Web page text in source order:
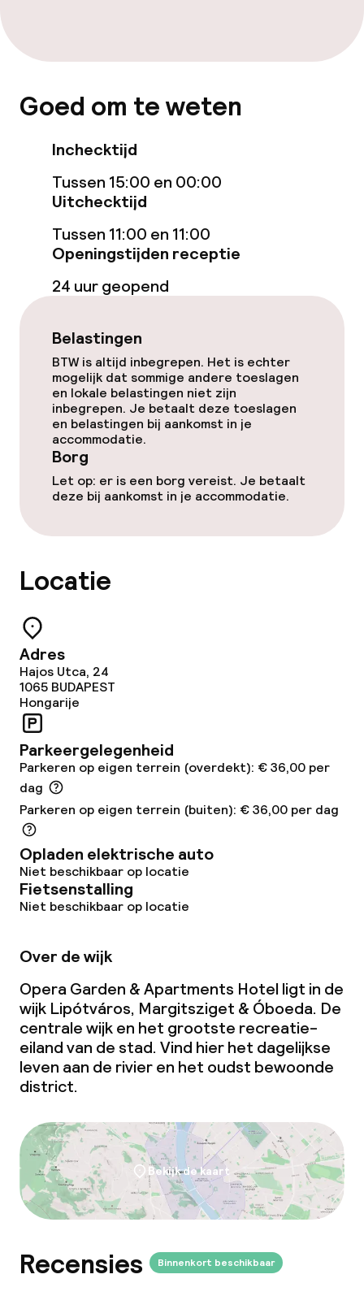
geoptimaliseerde kamers beschikbaar
Zwemmen & wellness
Massage
Entertainment
Gratis wifi
Zonneterras
TV lounge
Eet- en drinkgelegenheden
Bar
Eet- en drinkdiensten
Dieetopties
Speciale dieetopties
Vegetarische opties
Faciliteiten en diensten voor kinderen
Babysitservice
Schoonmaakvoorzieningen
Wasservice
Zakelijke faciliteiten
Conferentieruimte
Vergaderruimte
Beleid
Borg bij aankomst
Kleine huisdieren toegestaan (minder
Grote huisdieren toegestaan (meer
Goed om te weten
Inchecktijd
Tussen 15:00 en 00:00
Uitchecktijd
Tussen 11:00 en 11:00
Openingstijden receptie
24 uur geopend
Belastingen
BTW is altijd inbegrepen. Het is echter
mogelijk dat sommige andere toeslagen
en lokale belastingen niet zijn
inbegrepen. Je betaalt deze toeslagen
en belastingen bij aankomst in je
accommodatie.
Borg
Let op: er is een borg vereist. Je betaalt
deze bij aankomst in je accommodatie.
Locatie
Adres
Hajos Utca, 24
1065 BUDAPEST
Hongarije
Parkeergelegenheid
Parkeren op eigen terrein (overdekt): € 36,00 per
dag
Parkeren op eigen terrein (buiten): € 36,00 per dag
Opladen elektrische auto
Niet beschikbaar op locatie
Fietsenstalling
Niet beschikbaar op locatie
Over de wijk
Opera Garden & Apartments Hotel ligt in de
wijk Lipótváros, Margitsziget & Óboeda. De
centrale wijk en het grootste recreatie-
eiland van de stad. Vind hier het dagelijkse
leven aan de rivier en het oudst bewoonde
district.
Bekijk de kaart
Recensies Binnenkort beschikbaar